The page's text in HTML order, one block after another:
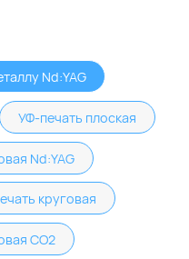
Nd:YAG
УФ-печать плоская
Nd:YAG
круговая
CO2